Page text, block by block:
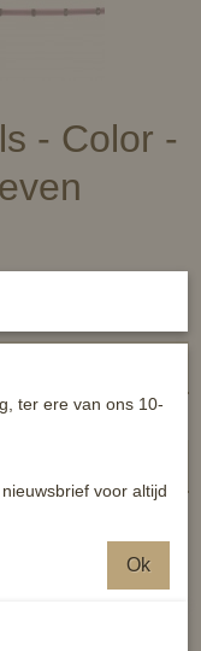
- Color -
ter ere van ons 10-
voor altijd
Ok